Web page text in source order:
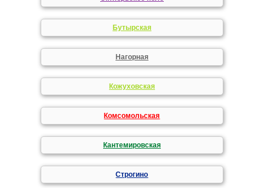
Бутырская
Нагорная
Кожуховская
Комсомольская
Кантемировская
Строгино